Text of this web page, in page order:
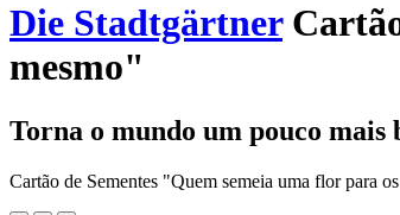
Die Stadtgärtner
mesmo"
Torna o mundo um pouco mais
Cartão de Sementes "Quem semeia uma flor para